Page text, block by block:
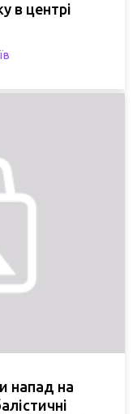
в центрі
напад на